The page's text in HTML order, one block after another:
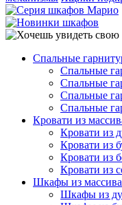
Спальные
Спальные
Спальные
Спальные
Спальные
Кровати из
Кровати из
Кровати из
Кровати из
Кровати из
Шкафы из массива
Шкафы из